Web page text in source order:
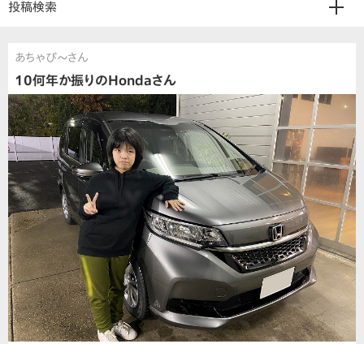
投稿検索
あちゃぴ〜さん
10何年か振りのHondaさん